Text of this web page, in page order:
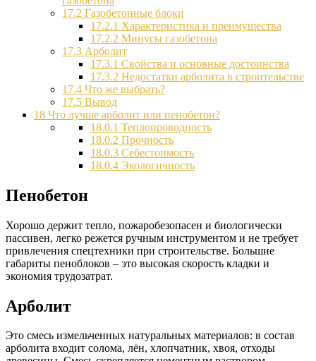
17.2 Газобетонные блоки
17.2.1 Характеристика и преимущества
17.2.2 Минусы газобетона
17.3 Арболит
17.3.1 Свойства и основные достоинства
17.3.2 Недостатки арболита в строительстве
17.4 Что же выбрать?
17.5 Вывод
18 Что лучше арболит или пенобетон?
18.0.1 Теплопроводность
18.0.2 Прочность
18.0.3 Себестоимость
18.0.4 Экологичность
Пенобетон
Хорошо держит тепло, пожаробезопасен и биологически
пассивен, легко режется ручным инструментом и не требует
привлечения спецтехники при строительстве. Большие
габариты пеноблоков – это высокая скорость кладки и
экономия трудозатрат.
Арболит
Это смесь измельченных натуральных материалов: в состав
арболита входит солома, лён, хлопчатник, хвоя, отходы